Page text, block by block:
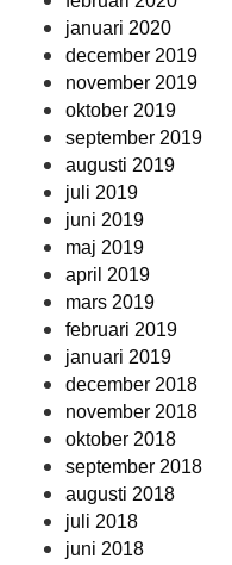
januari 2020
december 2019
november 2019
oktober 2019
september 2019
augusti 2019
juli 2019
juni 2019
maj 2019
april 2019
mars 2019
februari 2019
januari 2019
december 2018
november 2018
oktober 2018
september 2018
augusti 2018
juli 2018
juni 2018